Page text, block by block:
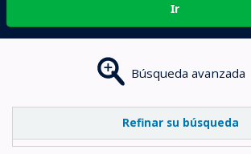
Ir
Búsqueda avanzada
Refinar su búsqueda